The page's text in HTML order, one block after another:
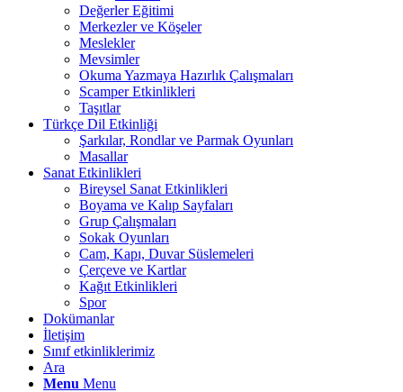
Değerler Eğitimi
Merkezler ve Köşeler
Meslekler
Mevsimler
Okuma Yazmaya Hazırlık Çalışmaları
Scamper Etkinlikleri
Taşıtlar
Türkçe Dil Etkinliği
Şarkılar, Rondlar ve Parmak Oyunları
Masallar
Sanat Etkinlikleri
Bireysel Sanat Etkinlikleri
Boyama ve Kalıp Sayfaları
Grup Çalışmaları
Sokak Oyunları
Cam, Kapı, Duvar Süslemeleri
Çerçeve ve Kartlar
Kağıt Etkinlikleri
Spor
Dokümanlar
İletişim
Sınıf etkinliklerimiz
Ara
Menu Menu